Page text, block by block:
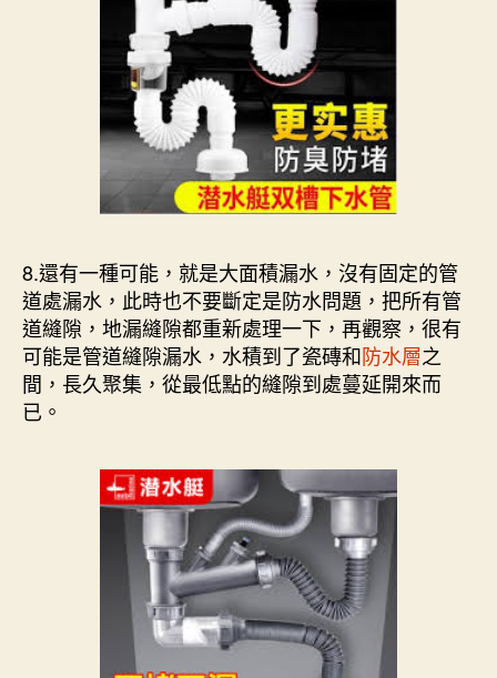
8.還有一種可能，就是大面積漏水，沒有固定的管
道處漏水，此時也不要斷定是防水問題，把所有管
道縫隙，地漏縫隙都重新處理一下，再觀察，很有
可能是管道縫隙漏水，水積到了瓷磚和防水層之
間，長久聚集，從最低點的縫隙到處蔓延開來而
已。